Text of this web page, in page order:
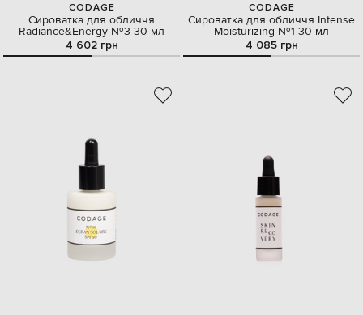
CODAGE
Сироватка для обличчя
Radiance&Energy №3 30 мл
4 602 грн
CODAGE
Сироватка для обличчя Intense
Moisturizing №1 30 мл
4 085 грн